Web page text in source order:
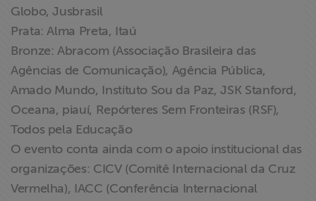
Globo, Jusbrasil
Prata: Alma Preta, Itaú
Bronze: Abracom (Associação Brasileira das
Agências de Comunicação), Agência Pública,
Amado Mundo, Instituto Sou da Paz, JSK Stanford,
Oceana, piauí, Repórteres Sem Fronteiras (RSF),
Todos pela Educação
O evento conta ainda com o apoio institucional das
organizações: CICV (Comitê Internacional da Cruz
Vermelha), IACC (Conferência Internacional